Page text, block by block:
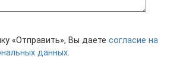
«Отправить», Вы даете согласие на
данных.